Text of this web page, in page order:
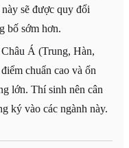
sẽ được quy đổi
bố sớm hơn.
Á (Trung, Hàn,
chuẩn cao và ổn
lớn. Thí sinh nên cân
ký vào các ngành này.